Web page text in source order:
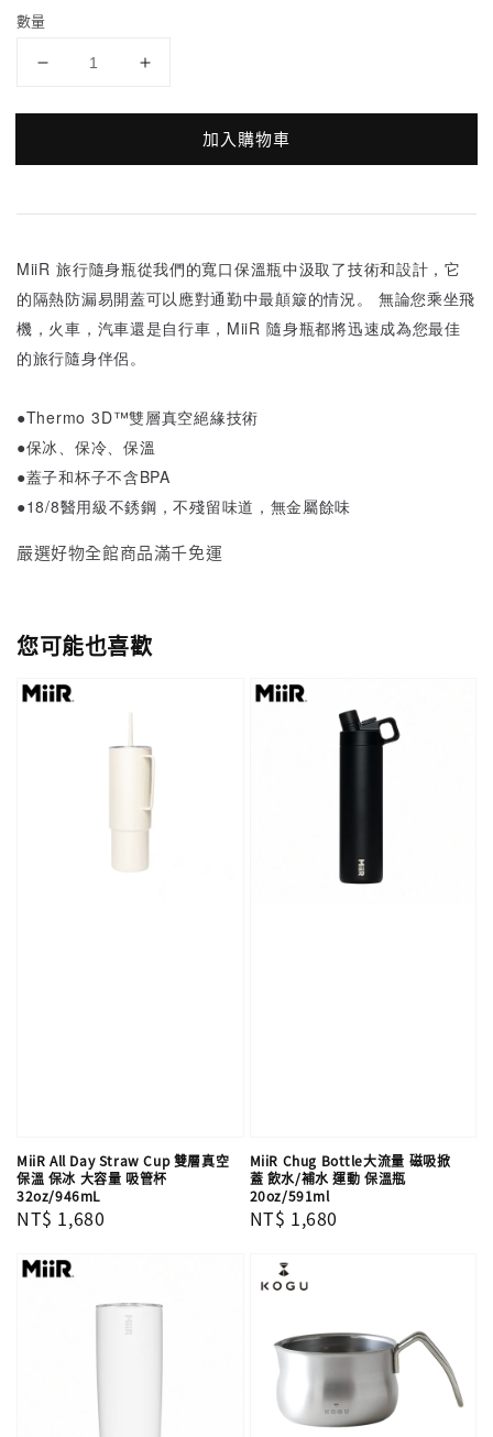
數量
加入購物車
MiiR 旅行隨身瓶從我們的寬口保溫瓶中汲取了技術和設計，它
的隔熱防漏易開蓋可以應對通勤中最顛簸的情況。 無論您乘坐飛
機，火車，汽車還是自行車，MiiR 隨身瓶都將迅速成為您最佳
的旅行隨身伴侶。
●Thermo 3D™雙層真空絕緣技術
●保冰、保冷、保溫
●蓋子和杯子不含BPA
●18/8醫用級不銹鋼，不殘留味道，無金屬餘味
嚴選好物全館商品滿千免運
您可能也喜歡
MiiR All Day Straw Cup 雙層真空
保溫 保冰 大容量 吸管杯
32oz/946mL
Regular
NT$ 1,680
MiiR Chug Bottle大流量 磁吸掀
蓋 飲水/補水 運動 保溫瓶
20oz/591ml
Regular
NT$ 1,680